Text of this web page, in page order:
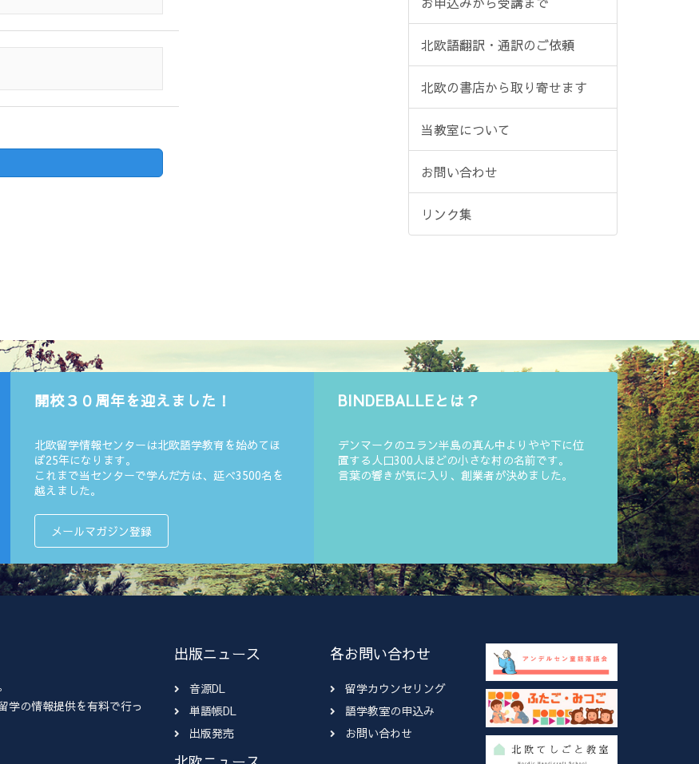
北欧語翻訳・通訳のご依頼
北欧の書店から取り寄せます
当教室について
お問い合わせ
リンク集
開校３０周年を迎えました！
北欧留学情報センターは北欧語学教育を始めてほ
ぼ25年になります。
これまで当センターで学んだ方は、延べ3500名を
越えました。
メールマガジン登録
BINDEBALLEとは？
デンマークのユラン半島の真ん中よりやや下に位
置する人口300人ほどの小さな村の名前です。
言葉の響きが気に入り、創業者が決めました。
学の情報提供を有料で行っ
出版ニュース
音源DL
単語帳DL
出版発売
各お問い合わせ
留学カウンセリング
語学教室の申込み
お問い合わせ